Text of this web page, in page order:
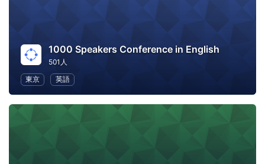
1000 Speakers Conference in English
501人
東京
英語